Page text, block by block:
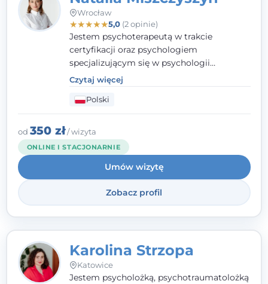
Wrocław
★★★★★5,0(2 opinie)
Jestem psychoterapeutą w trakcie
certyfikacji oraz psychologiem
specjalizującym się w psychologii
klinicznej. Ukończyłam również studia
podyplomowe z Praktycznej Diagnozy
Psychologicznej. Aktywnie uczestniczę w
działalności Polskiego Towarzystwa
Psychiatrycznego oraz Polskiego
Towarzystwa Psychologicznego, a także
jestem członkiem nadzwyczajnym
Wielkopolskiego Towarzystwa Terapii
Systemowej.
Czytaj więcej
Polski
od 350 zł/ wizyta
ONLINE I STACJONARNIE
Umów wizytę
Zobacz profil
Karolina Strzopa
Katowice
Jestem psycholożką, psychotraumatolożką